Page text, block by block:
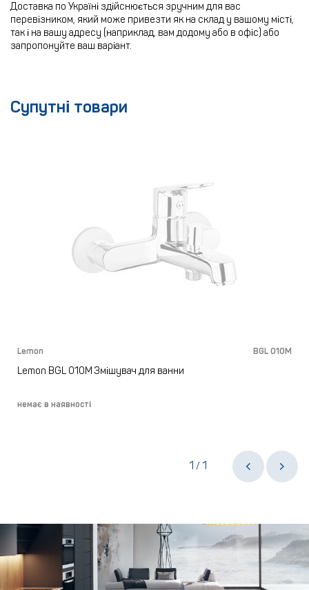
Доставка по Україні здійснюється зручним для вас
перевізником, який може привезти як на склад у вашому місті,
так і на вашу адресу (наприклад, вам додому або в офіс) або
запропонуйте ваш варіант.
Супутні товари
Lemon BGL 010M
Lemon BGL 010M Змішувач для ванни
немає в наявності
1 /1